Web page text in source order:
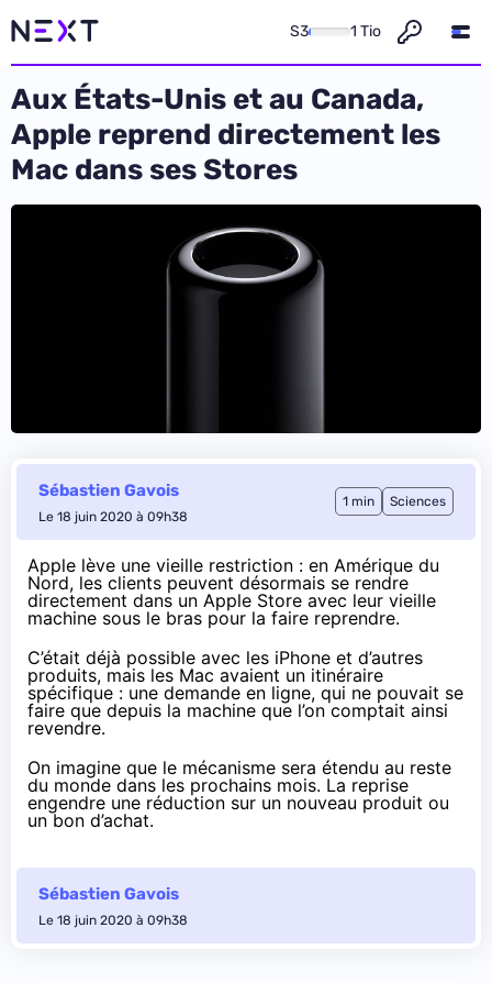
S3 1 Tio
Aux États-Unis et au Canada,
Apple reprend directement les
Mac dans ses Stores
Sébastien Gavois
Le 18 juin 2020 à 09h38
1 min Sciences
Apple lève une vieille restriction : en Amérique du
Nord, les clients peuvent désormais se rendre
directement dans un Apple Store avec leur vieille
machine sous le bras pour la faire reprendre.
C’était déjà possible avec les iPhone et d’autres
produits, mais les Mac avaient un itinéraire
spécifique : une demande en ligne, qui ne pouvait se
faire que depuis la machine que l’on comptait ainsi
revendre.
On imagine que le mécanisme sera étendu au reste
du monde dans les prochains mois. La reprise
engendre une réduction sur un nouveau produit ou
un bon d’achat.
Sébastien Gavois
Le 18 juin 2020 à 09h38